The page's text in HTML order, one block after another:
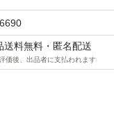
を求めの方は、ご遠
りではない商品をご
けずに頑張ります。
送料無料・匿名配送
価後、出品者に支払われます